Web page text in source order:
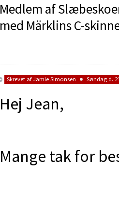
Medlem af
med Märklins C-
Skrevet afJamie Simonsen Søndag d.
Hej Jean,
Mange tak for